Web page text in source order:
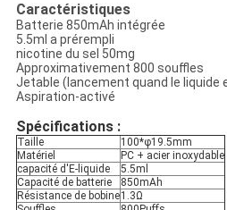
Caractéristiques
Batterie 850mAh intégrée
5.5ml a prérempli
nicotine du sel 50mg
Approximativement 800 souffles
Jetable (lancement quand le liquide
Aspiration-activé
Spécifications :
Taille
100*φ19.5mm
Matériel
PC + acier inoxydable
capacité d'E-liquide
5.5ml
Capacité de batterie
850mAh
Résistance de bobine1.3Ω